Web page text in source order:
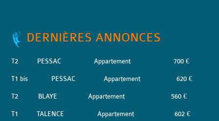
DERNIÈRES ANNONCES
T2 PESSAC Appartement 700 €
T1 bis PESSAC Appartement 620 €
T2 BLAYE Appartement 560 €
T1 TALENCE Appartement 602 €